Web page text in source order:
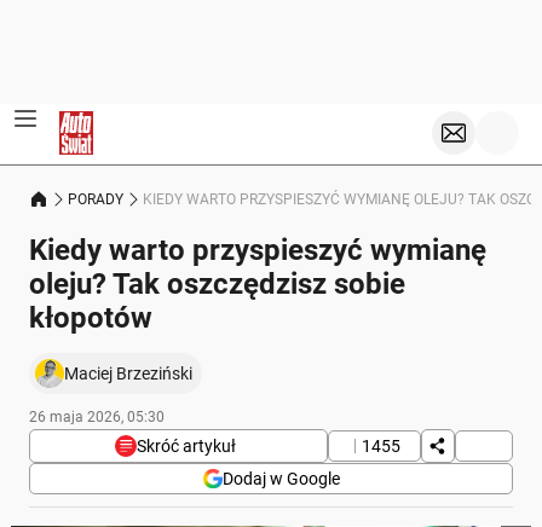
PORADY KIEDY WARTO PRZYSPIESZYĆ WYMIANĘ OLEJU? TAK
Kiedy warto przyspieszyć wymianę
oleju? Tak oszczędzisz sobie
kłopotów
Maciej Brzeziński
26 maja 2026, 05:30
Skróć artykuł
1455
Dodaj w Google